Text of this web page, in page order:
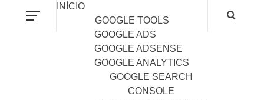
INÍCIO
GOOGLE TOOLS
GOOGLE ADS
GOOGLE ADSENSE
GOOGLE ANALYTICS
GOOGLE SEARCH
CONSOLE